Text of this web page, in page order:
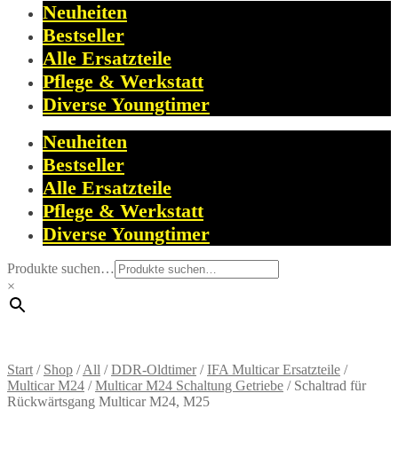
Neuheiten
Bestseller
Alle Ersatzteile
Pflege & Werkstatt
Diverse Youngtimer
Neuheiten
Bestseller
Alle Ersatzteile
Pflege & Werkstatt
Diverse Youngtimer
Produkte suchen…
×
Start / Shop /All /DDR-Oldtimer/IFA Multicar Ersatzteile /
Multicar M24 /Multicar M24 Schaltung Getriebe / Schaltrad für
Rückwärtsgang Multicar M24, M25